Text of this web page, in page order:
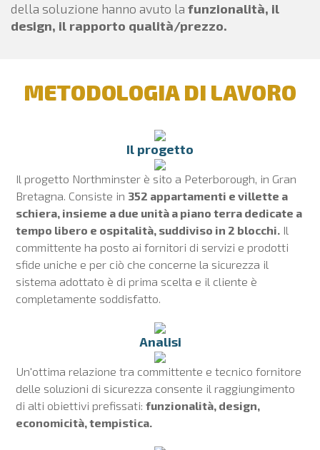
della soluzione hanno avuto la funzionalità, il
design, il rapporto qualità/prezzo.
METODOLOGIA DI LAVORO
Il progetto
Il progetto Northminster è sito a Peterborough, in Gran
Bretagna. Consiste in 352 appartamenti e villette a
schiera, insieme a due unità a piano terra dedicate a
tempo libero e ospitalità, suddiviso in 2 blocchi. Il
committente ha posto ai fornitori di servizi e prodotti
sfide uniche e per ciò che concerne la sicurezza il
sistema adottato è di prima scelta e il cliente è
completamente soddisfatto.
Analisi
Un'ottima relazione tra committente e tecnico fornitore
delle soluzioni di sicurezza consente il raggiungimento
di alti obiettivi prefissati:funzionalità, design,
economicità, tempistica.